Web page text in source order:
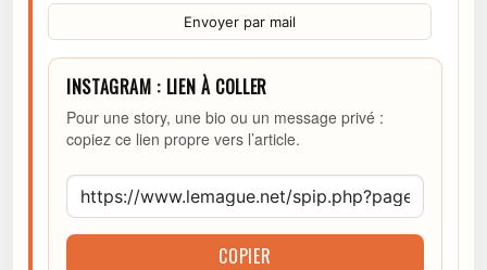
Envoyer par mail
INSTAGRAM : LIEN À COLLER
Pour une story, une bio ou un message privé :
copiez ce lien propre vers l’article.
COPIER